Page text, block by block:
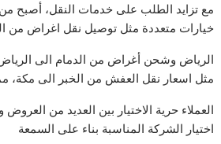
مع تزايد الطلب على خدمات النقل، أصبح
خيارات متعددة مثل توصيل نقل اغراض من
الرياض وشحن أغراض من الدمام الى
مثل اسعار نقل العفش من الخبر الى مكة،
العملاء حرية الاختيار بين العديد من
اختيار الشركة المناسبة بناء على السمعة